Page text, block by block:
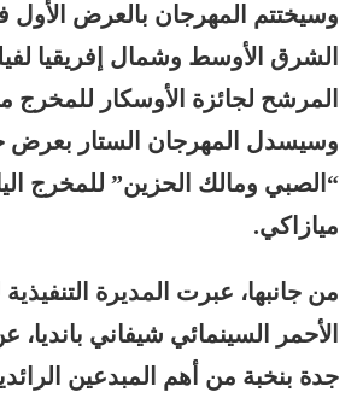
وسيختتم المهرجان بالعرض
الشرق الأوسط وشمال إفريقيا
المرشح لجائزة الأوسكار للمخرج
وسيسدل المهرجان الستار بعرض
“الصبي ومالك الحزين” للمخرج
ميازاكي.
من جانبها، عبرت المديرة
الأحمر السينمائي شيفاني بانديا،
جدة بنخبة من أهم المبدعين